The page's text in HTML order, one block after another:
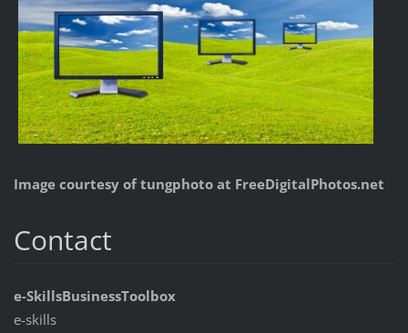
Image courtesy oftungphotoat FreeDigitalPhotos.net
Contact
e-SkillsBusinessToolbox
e-skills